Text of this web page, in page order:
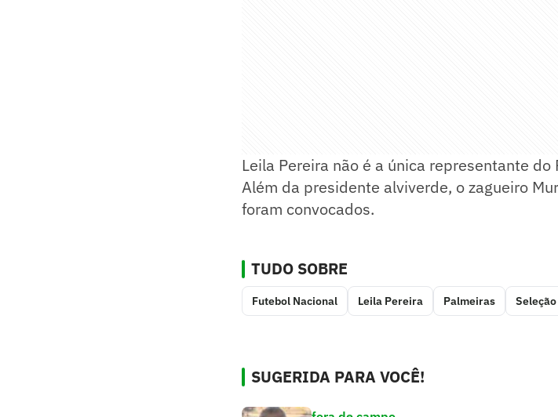
Leila Pereira não é a única representante
Além da presidente alviverde, o zagueiro
foram convocados.
TUDO SOBRE
Futebol Nacional Leila Pereira Palmeiras
SUGERIDA PARA VOCÊ!